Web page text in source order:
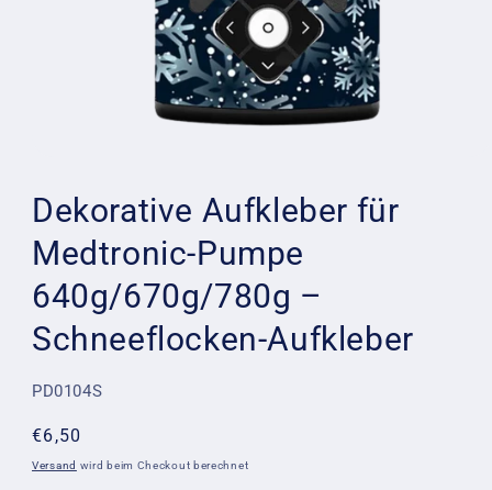
in
Modal
Dekorative Aufkleber für
Medtronic-Pumpe
640g/670g/780g –
Schneeflocken-Aufkleber
SKU:
PD0104S
Normaler
Preis
€6,50
Versand wird beim Checkout berechnet